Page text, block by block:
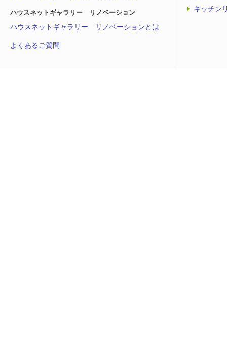
ハウスネットギャラリー リノベーション
ハウスネットギャラリー リノベーションとは
よくあるご質問
キッチン